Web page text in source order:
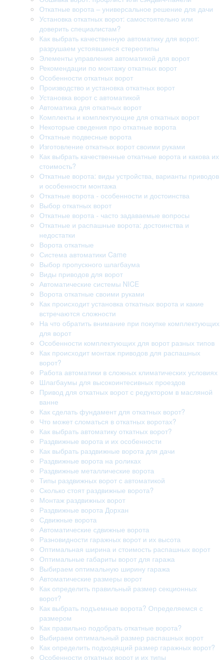
Откатные ворота – универсальное решение для дачи
Установка откатных ворот: самостоятельно или
доверить специалистам?
Как выбрать качественную автоматику для ворот:
разрушаем устоявшиеся стереотипы
Элементы управления автоматикой для ворот
Рекомендации по монтажу откатных ворот
Особенности откатных ворот
Производство и установка откатных ворот
Установка ворот с автоматикой
Автоматика для откатных ворот
Комплекты и комплектующие для откатных ворот
Некоторые сведения про откатные ворота
Откатные подвесные ворота
Изготовление откатных ворот своими руками
Как выбрать качественные откатные ворота и какова их
стоимость?
Откатные ворота: виды устройства, варианты приводов
и особенности монтажа
Откатные ворота - особенности и достоинства
Выбор откатных ворот
Откатные ворота - часто задаваемые вопросы
Откатные и распашные ворота: достоинства и
недостатки
Ворота откатные
Система автоматики Came
Выбор пропускного шлагбаума
Виды приводов для ворот
Автоматические системы NICE
Ворота откатные своими руками
Как происходит установка откатных ворота и какие
встречаются сложности
На что обратить внимание при покупке комплектующих
для ворот
Особенности комплектующих для ворот разных типов
Как происходит монтаж приводов для распашных
ворот?
Работа автоматики в сложных климатических условиях
Шлагбаумы для высокоинтесивных проездов
Привод для откатных ворот с редуктором в масляной
ванне
Как сделать фундамент для откатных ворот?
Что может сломаться в откатных воротах?
Как выбрать автоматику откатных ворот?
Раздвижные ворота и их особенности
Как выбрать раздвижные ворота для дачи
Раздвижные ворота на роликах
Раздвижные металлические ворота
Типы раздвижных ворот с автоматикой
Сколько стоят раздвижные ворота?
Монтаж раздвижных ворот
Раздвижные ворота Дорхан
Сдвижные ворота
Автоматические сдвижные ворота
Разновидности гаражных ворот и их высота
Оптимальная ширина и стоимость распашных ворот
Оптимальные габариты ворот для гаража
Выбираем оптимальную ширину гаража
Автоматические размеры ворот
Как определить правильный размер секционных
ворот?
Как выбрать подъемные ворота? Определяемся с
размером
Как правильно подобрать откатные ворота?
Выбираем оптимальный размер распашных ворот
Как определить подходящий размер гаражных ворот?
Особенности откатных ворот и их типы